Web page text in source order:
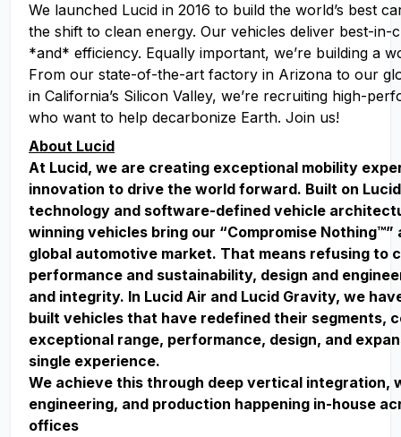
We launched Lucid in 2016 to build the world’s best
the shift to clean energy. Our vehicles deliver best-in-
*and* efficiency. Equally important, we’re building a
From our state-of-the-art factory in Arizona to our
in California’s Silicon Valley, we’re recruiting high-
who want to help decarbonize Earth. Join us!
About Lucid
At Lucid, we are creating exceptional mobility
innovation to drive the world forward. Built on
technology and software-defined vehicle
winning vehicles bring our “Compromise
global automotive market. That means refusing to
performance and sustainability, design and
and integrity. In Lucid Air and Lucid Gravity, we
built vehicles that have redefined their segments,
exceptional range, performance, design, and
single experience.
We achieve this through deep vertical integration,
engineering, and production happening in-house
offices